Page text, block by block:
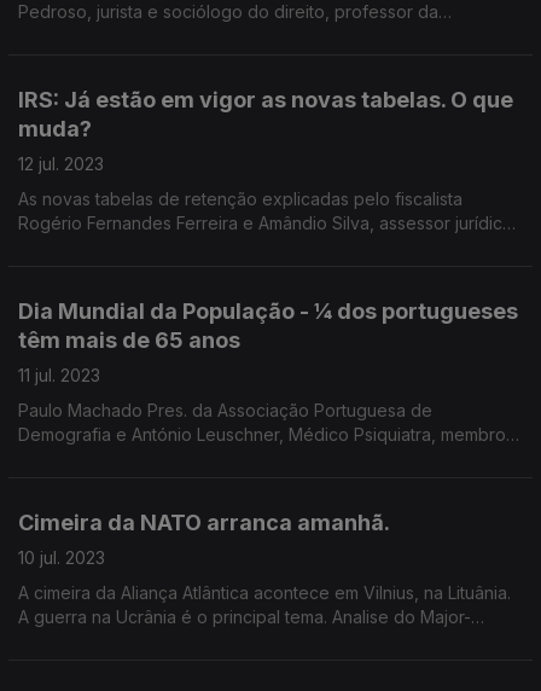
Pedroso, jurista e sociólogo do direito, professor da
IRS: Já estão em vigor as novas tabelas. O que
muda?
12 jul. 2023
As novas tabelas de retenção explicadas pelo fiscalista
Rogério Fernandes Ferreira e Amândio Silva, assessor jurídico
Dia Mundial da População - ¼ dos portugueses
têm mais de 65 anos
11 jul. 2023
Paulo Machado Pres. da Associação Portuguesa de
Demografia e António Leuschner, Médico Psiquiatra, membro
Cimeira da NATO arranca amanhã.
10 jul. 2023
A cimeira da Aliança Atlântica acontece em Vilnius, na Lituânia.
A guerra na Ucrânia é o principal tema. Analise do Major-